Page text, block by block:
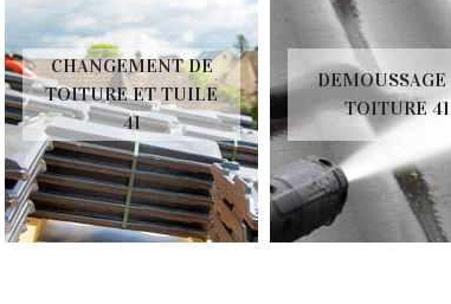
CHANGEMENT DE
TOITURE ET TUILE
41
DEMOUSSAGE
TOITURE 41